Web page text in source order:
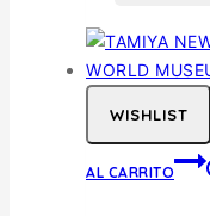
WISHLIST
AL CARRITO